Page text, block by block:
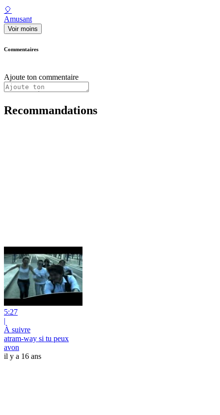
🎈
Amusant
Voir moins
Commentaires
Ajoute ton commentaire
Recommandations
5:27
|
À suivre
atram-way si tu peux
avon
il y a 16 ans